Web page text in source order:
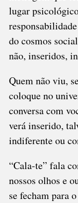
lugar
do cosmos
não, inseridos,
Quem não viu,
coloque no
conversa com
verá inserido,
indiferente ou
“Cala-te” fala
nossos olhos e
se fecham para